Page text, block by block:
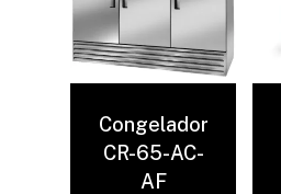
Congelador
CR-65-AC-
AF